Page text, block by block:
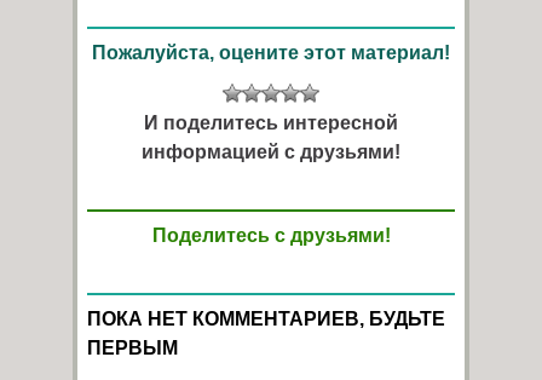
Пожалуйста, оцените этот материал!
И поделитесь интересной
информацией с друзьями!
Поделитесь с друзьями!
ПОКА НЕТ КОММЕНТАРИЕВ, БУДЬТЕ
ПЕРВЫМ